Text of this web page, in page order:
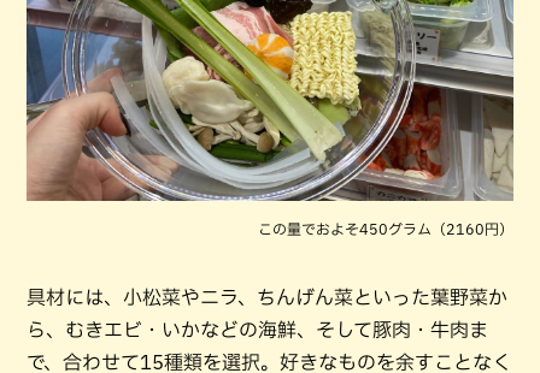
この量でおよそ450グラム（2160円）
具材には、小松菜やニラ、ちんげん菜といった葉野菜か
ら、むきエビ・いかなどの海鮮、そして豚肉・牛肉ま
で、合わせて15種類を選択。好きなものを余すことなく